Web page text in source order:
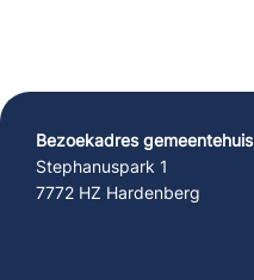
Bezoekadres gemeentehuis
Stephanuspark 1
7772 HZ Hardenberg